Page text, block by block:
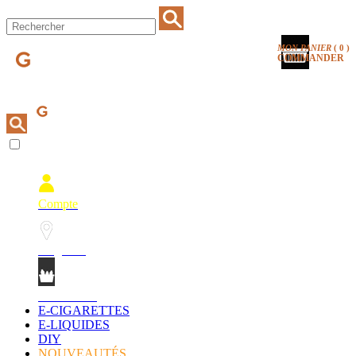
MON PANIER ( 0 )
COMMANDER
Compte
E-CIGARETTES
E-LIQUIDES
DIY
NOUVEAUTÉS